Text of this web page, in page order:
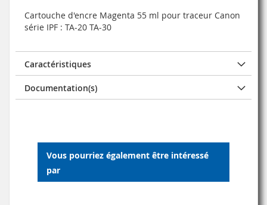
Cartouche d'encre Magenta 55 ml pour traceur Canon
série IPF : TA-20 TA-30
Caractéristiques
Documentation(s)
Vous pourriez également être intéressé
par